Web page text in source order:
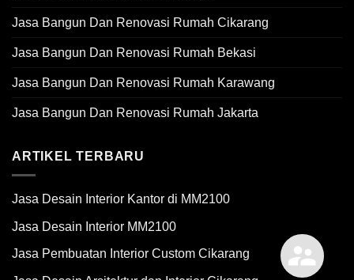
Jasa Bangun Dan Renovasi Rumah Cikarang
Jasa Bangun Dan Renovasi Rumah Bekasi
Jasa Bangun Dan Renovasi Rumah Karawang
Jasa Bangun Dan Renovasi Rumah Jakarta
ARTIKEL TERBARU
Jasa Desain Interior Kantor di MM2100
Jasa Desain Interior MM2100
Jasa Pembuatan Interior Custom Cikarang